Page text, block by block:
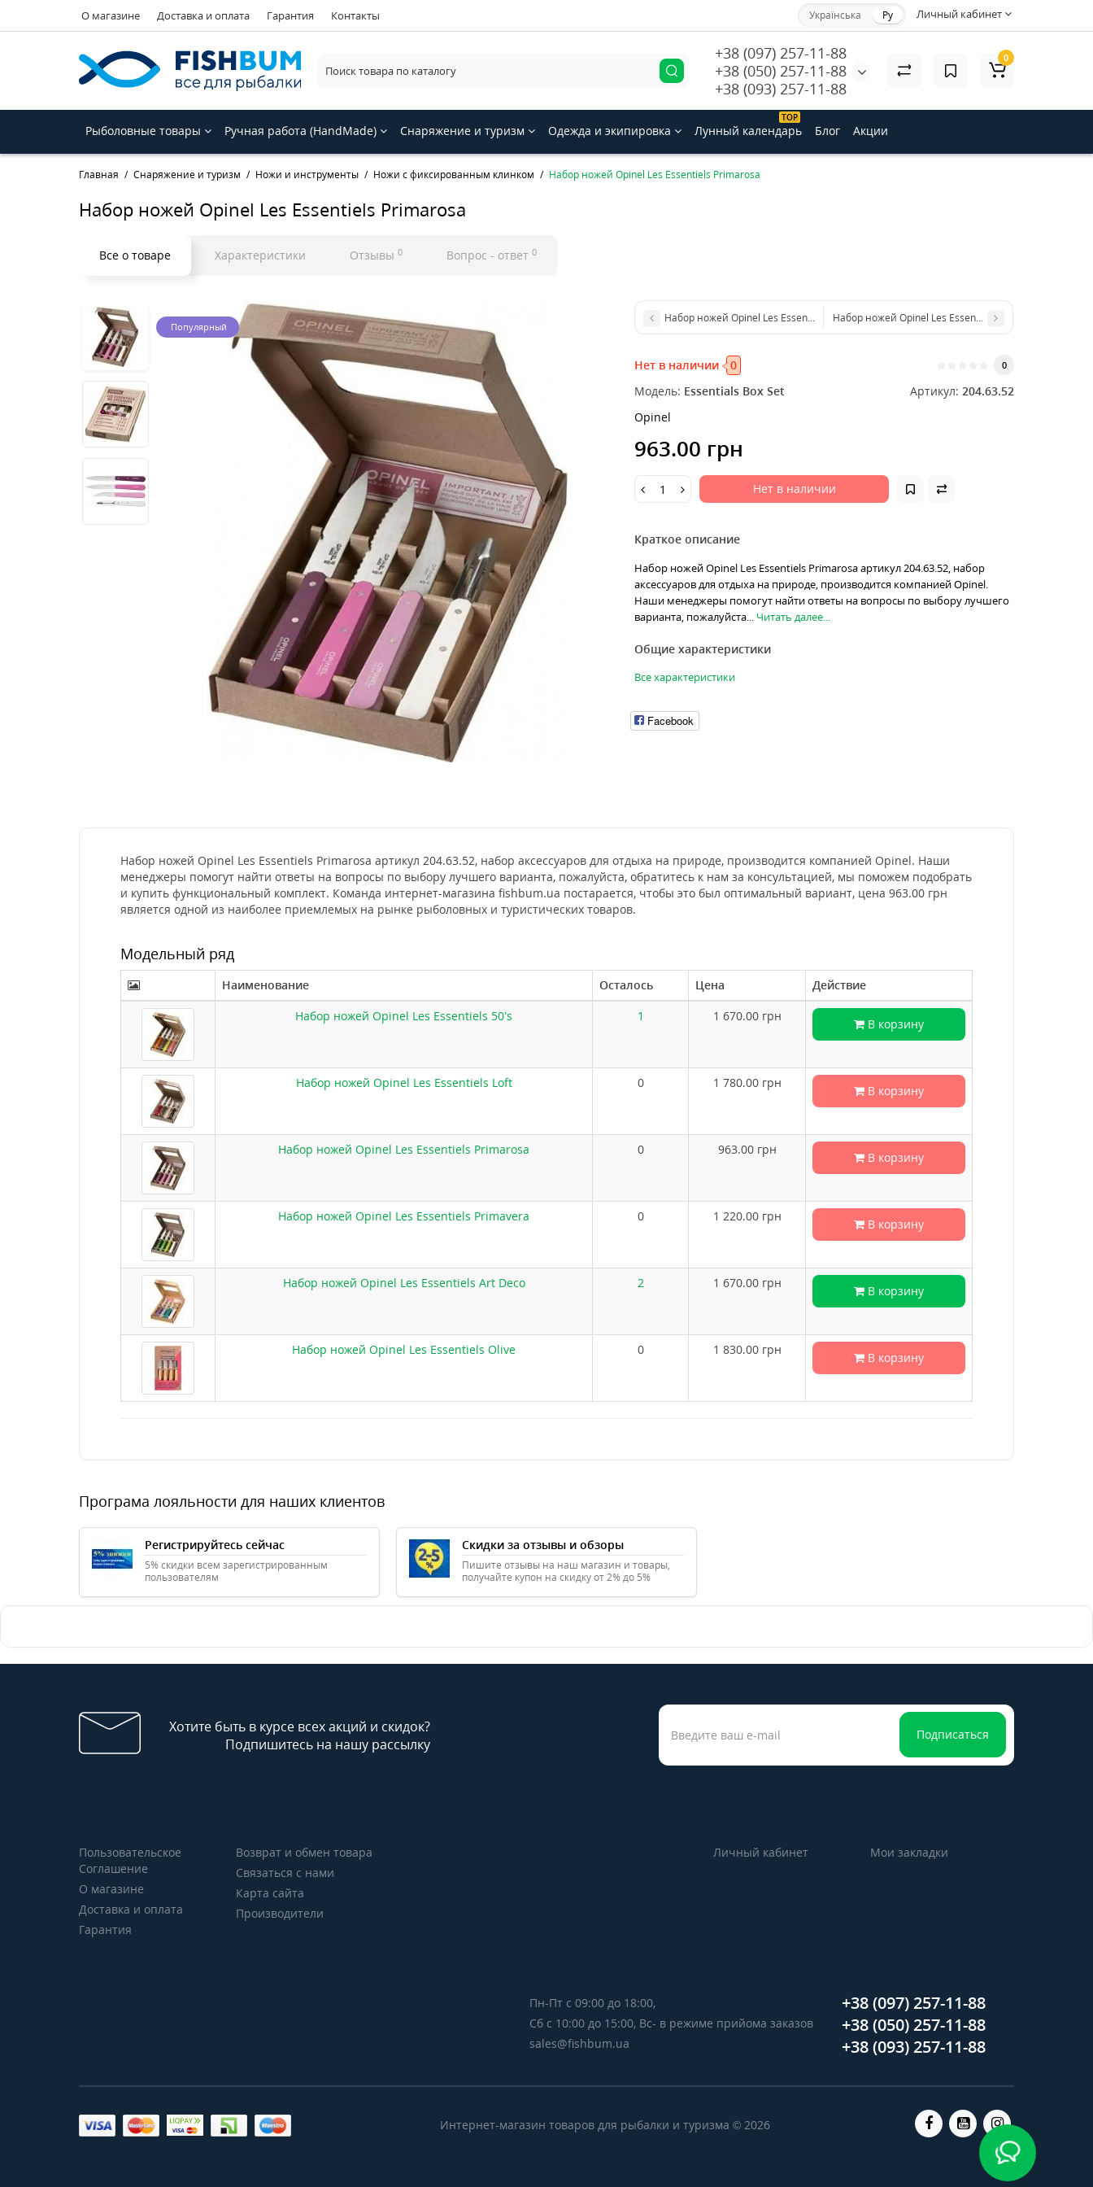
О магазине Доставка и оплата Гарантия Контакты Личный кабинет
Українська Ру
+38 (097) 257-11-88
+38 (050) 257-11-88
+38 (093) 257-11-88
0
Рыболовные товары Ручная работа (HandMade) Снаряжение и туризм Одежда и экипировка
ТОP
Лунный календарь Блог Акции
Главная Снаряжение и туризм Ножи и инструменты Ножи с фиксированным клинком Набор ножей Opinel Les Essentiels Primarosa
Набор ножей Opinel Les Essentiels Primarosa
Все о товаре Характеристики Отзывы 0 Вопрос - ответ 0
Популярный
Набор ножей Opinel Les Essentiels NaturalНабор ножей Opinel Les Essentiels Primavera
Нет в наличии 0 0
Модель: Essentials Box Set Артикул: 204.63.52
Opinel
963.00 грн
Нет в наличии
Краткое описание
Набор ножей Opinel Les Essentiels Primarosa артикул 204.63.52, набор
аксессуаров для отдыха на природе, производится компанией Opinel.
Наши менеджеры помогут найти ответы на вопросы по выбору лучшего
варианта, пожалуйста... Читать далее...
Общие характеристики
Все характеристики
Facebook
Набор ножей Opinel Les Essentiels Primarosa артикул 204.63.52, набор аксессуаров для отдыха на природе, производится компанией Opinel. Наши
менеджеры помогут найти ответы на вопросы по выбору лучшего варианта, пожалуйста, обратитесь к нам за консультацией, мы поможем подобрать
и купить функциональный комплект. Команда интернет-магазина fishbum.ua постарается, чтобы это был оптимальный вариант, цена 963.00 грн
является одной из наиболее приемлемых на рынке рыболовных и туристических товаров.
Модельный ряд
Наименование Осталось Цена
Действие
Набор ножей Opinel Les Essentiels 50’s
1 1 670.00грн
В корзину
Набор ножей Opinel Les Essentiels Loft 0 1 780.00грн
В корзину
Набор ножей Opinel Les Essentiels Primarosa 0 963.00грн
В корзину
Набор ножей Opinel Les Essentiels Primavera 0 1 220.00грн
В корзину
Набор ножей Opinel Les Essentiels Art Deco 2 1 670.00грн
В корзину
Набор ножей Opinel Les Essentiels Olive 0 1 830.00грн
В корзину
Програма лояльности для наших клиентов
Регистрируйтесь сейчас
5% скидки всем зарегистрированным
пользователям
Скидки за отзывы и обзоры
Пишите отзывы на наш магазин и товары,
получайте купон на скидку от 2% до 5%
Хотите быть в курсе всех акций и скидок?
Подпишитесь на нашу рассылку
Подписаться
Пользовательское
Соглашение
О магазине
Доставка и оплата
Гарантия
Возврат и обмен товара
Связаться с нами
Карта сайта
Производители
Личный кабинет Мои закладки
Пн-Пт с 09:00 до 18:00,
Сб с 10:00 до 15:00, Вс- в режиме прийома заказов
sales@fishbum.ua
+38 (097) 257-11-88
+38 (050) 257-11-88
+38 (093) 257-11-88
Интернет-магазин товаров для рыбалки и туризма © 2026